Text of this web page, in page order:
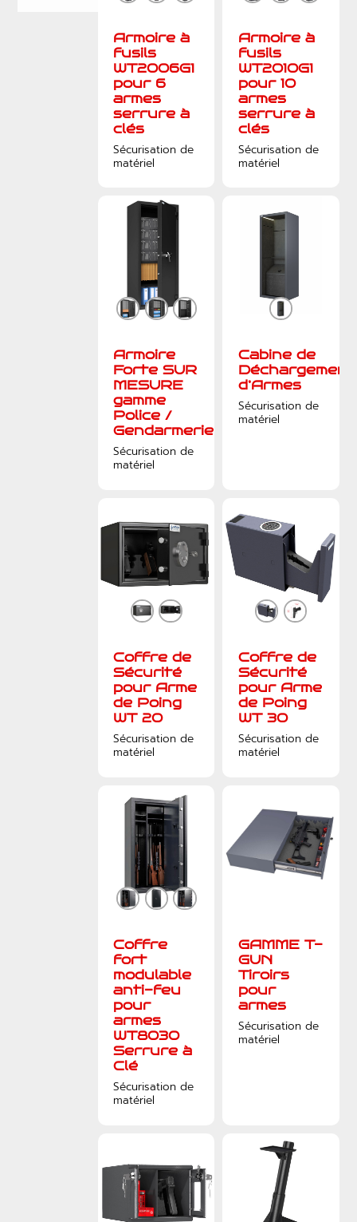
Armoire à
fusils
WT2006G1
pour 6
armes
serrure à
clés
Sécurisation de
matériel
Armoire à
fusils
WT2010G1
pour 10
armes
serrure à
clés
Sécurisation de
matériel
Armoire
Forte SUR
MESURE
gamme
Police /
Gendarmerie
Sécurisation de
matériel
Cabine de
Déchargement
d’Armes
Sécurisation de
matériel
Coffre de
Sécurité
pour Arme
de Poing
WT 20
Sécurisation de
matériel
Coffre de
Sécurité
pour Arme
de Poing
WT 30
Sécurisation de
matériel
Coffre
fort
modulable
anti-feu
pour
armes
WT8030
Serrure à
Clé
Sécurisation de
matériel
GAMME T-
GUN
Tiroirs
pour
armes
Sécurisation de
matériel